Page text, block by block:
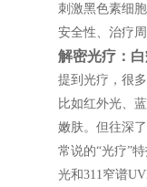
刺激黑色素细
安全性、治疗
解密光疗：
提到光疗，很
比如红外光、
嫩肤。但往深
常说的“光疗”
光和311窄谱